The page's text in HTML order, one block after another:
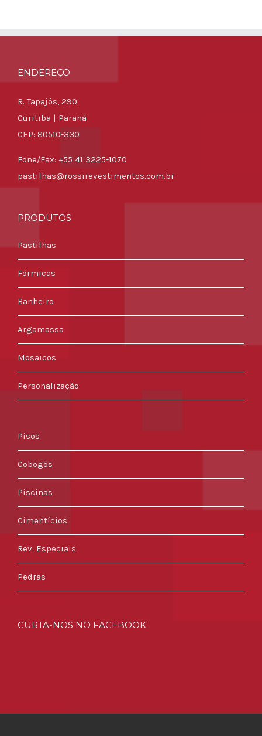
ENDEREÇO
R. Tapajós, 290
Curitiba | Paraná
CEP: 80510-330
Fone/Fax: +55 41 3225-1070
pastilhas@rossirevestimentos.com.br
PRODUTOS
Pastilhas
Fórmicas
Banheiro
Argamassa
Mosaicos
Personalização
Pisos
Cobogós
Piscinas
Cimentícios
Rev. Especiais
Pedras
CURTA-NOS NO FACEBOOK